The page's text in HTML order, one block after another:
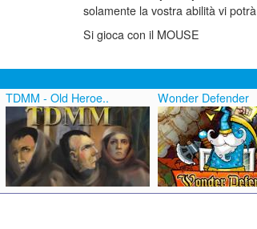
solamente la vostra abilità vi
Si gioca con il MOUSE
TDMM - Old Heroe.. Wonder Defender